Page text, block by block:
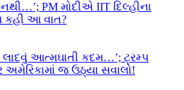
PM મોદીએ IIT દિલ્હીના
કહી આ વાત?
લાદવું આત્મઘાતી કદમ…’; ટ્રમ્પ
અમેરિકામાં જ ઉઠ્યા સવાલો!